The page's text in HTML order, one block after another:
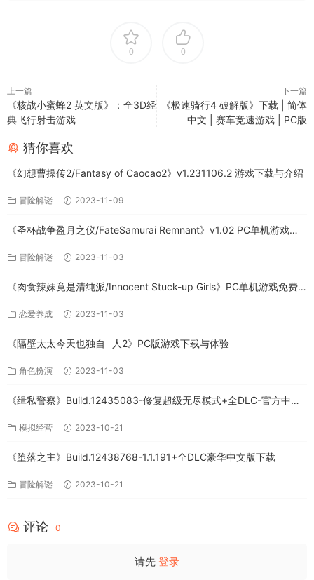
0 0
上一篇
《核战小蜜蜂2 英文版》：全3D经
典飞行射击游戏
下一篇
《极速骑行4 破解版》下载 | 简体
中文 | 赛车竞速游戏 | PC版
猜你喜欢
《幻想曹操传2/Fantasy of Caocao2》v1.231106.2 游戏下载与介绍
冒险解谜 2023-11-09
《圣杯战争盈月之仪/FateSamurai Remnant》v1.02 PC单机游戏下
冒险解谜 2023-11-03
《肉食辣妹竟是清纯派/Innocent Stuck-up Girls》PC单机游戏免费
恋爱养成 2023-11-03
《隔壁太太今天也独自─人2》PC版游戏下载与体验
角色扮演 2023-11-03
《缉私警察》Build.12435083-修复超级无尽模式+全DLC-官方中文-
模拟经营 2023-10-21
《堕落之主》Build.12438768-1.1.191+全DLC豪华中文版下载
冒险解谜 2023-10-21
评论 0
请先 登录